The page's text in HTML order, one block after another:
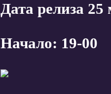
Дата релиза 25
Начало: 19-00